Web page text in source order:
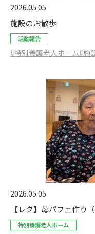
2026.05.05
施設のお散歩
活動報告
#特別養護老人ホーム#施
2026.05.05
【レク】苺パフェ作り（
特別養護老人ホーム